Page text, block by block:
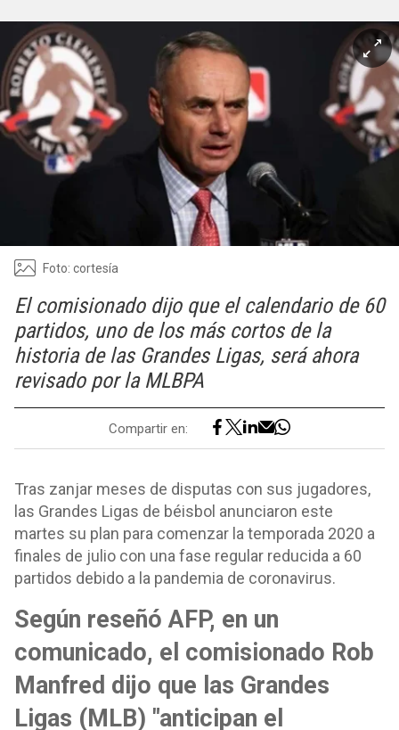
Foto: cortesía
El comisionado dijo que el calendario de 60
partidos, uno de los más cortos de la
historia de las Grandes Ligas, será ahora
revisado por la MLBPA
Compartir en:
Tras zanjar meses de disputas con sus jugadores,
las Grandes Ligas de béisbol anunciaron este
martes su plan para comenzar la temporada 2020 a
finales de julio con una fase regular reducida a 60
partidos debido a la pandemia de coronavirus.
Según reseñó AFP, en un
comunicado, el comisionado Rob
Manfred dijo que las Grandes
Ligas (MLB) "anticipan el